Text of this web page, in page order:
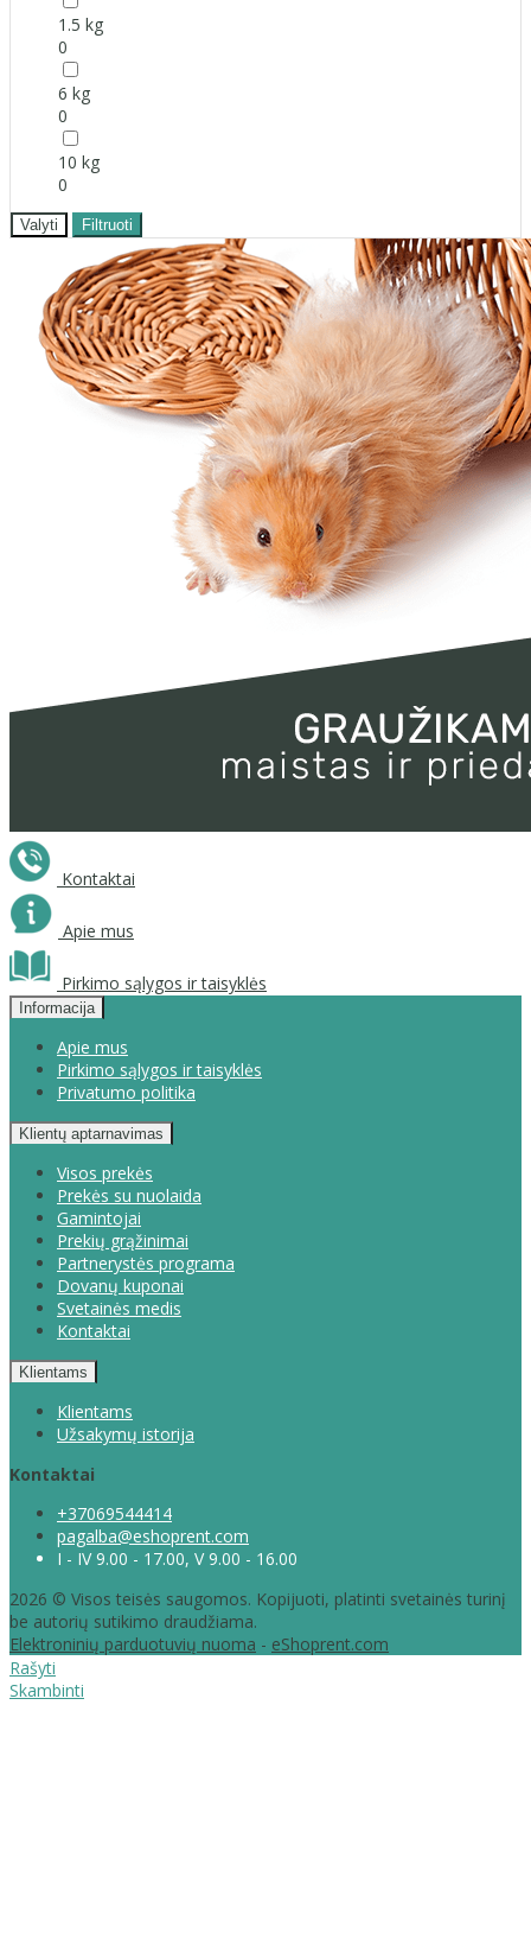
1.5 kg
0
6 kg
0
10 kg
0
Valyti Filtruoti
Kontaktai
Apie mus
Pirkimo sąlygos ir taisyklės
Informacija
Apie mus
Pirkimo sąlygos ir taisyklės
Privatumo politika
Klientų aptarnavimas
Visos prekės
Prekės su nuolaida
Gamintojai
Prekių grąžinimai
Partnerystės programa
Dovanų kuponai
Svetainės medis
Kontaktai
Klientams
Klientams
Užsakymų istorija
Kontaktai
+37069544414
pagalba@eshoprent.com
I - IV 9.00 - 17.00, V 9.00 - 16.00
2026 © Visos teisės saugomos. Kopijuoti, platinti svetainės turinį
be autorių sutikimo draudžiama.
Elektroninių parduotuvių nuoma - eShoprent.com
Rašyti
Skambinti